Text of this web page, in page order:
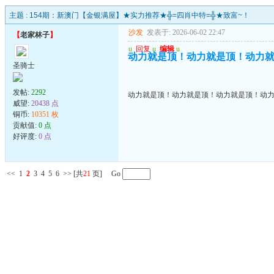
主题 : 154期：新澳门【金银满屋】★实力推荐★╬=四肖中特=╬★致富~！
【老家林子】
圣骑士
发帖: 2292
威望: 20438 点
铜币: 10351 枚
贡献值: 0 点
好评度: 0 点
沙发 发表于: 2026-06-02 22:47
u 回复 u 编辑 u
动力就是顶！动力就是顶！动力
动力就是顶！动力就是顶！动力就是顶！动
<< 1 2 3 4 5 6 >> [共21 页] Go